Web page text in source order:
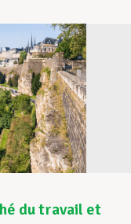
du travail et